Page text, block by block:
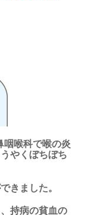
咽喉科で喉の炎
やくぼちぼち
きました。
持病の貧血の